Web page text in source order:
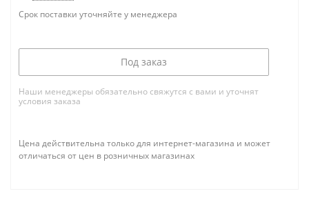
Срок поставки уточняйте у менеджера
Под заказ
Наши менеджеры обязательно свяжутся с вами и уточнят
условия заказа
Цена действительна только для интернет-магазина и может
отличаться от цен в розничных магазинах